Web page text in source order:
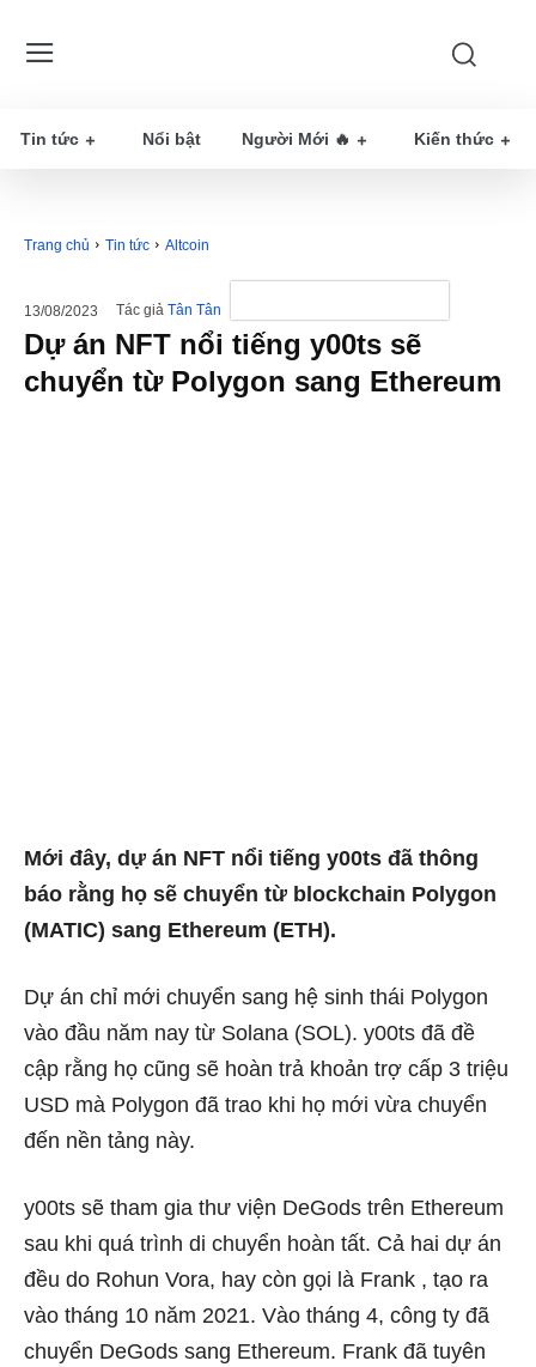
Tin tức Nổi bật Người Mới 🔥 Kiến thức
Trang chủ Tin tức Altcoin
13/08/2023 Tác giả Tân Tân
Dự án NFT nổi tiếng y00ts sẽ
chuyển từ Polygon sang Ethereum
Mới đây, dự án NFT nổi tiếng y00ts đã thông
báo rằng họ sẽ chuyển từ blockchain Polygon
(MATIC) sang Ethereum (ETH).
Dự án chỉ mới chuyển sang hệ sinh thái Polygon
vào đầu năm nay từ Solana (SOL). y00ts đã đề
cập rằng họ cũng sẽ hoàn trả khoản trợ cấp 3 triệu
USD mà Polygon đã trao khi họ mới vừa chuyển
đến nền tảng này.
y00ts sẽ tham gia thư viện DeGods trên Ethereum
sau khi quá trình di chuyển hoàn tất. Cả hai dự án
đều do Rohun Vora, hay còn gọi là Frank , tạo ra
vào tháng 10 năm 2021. Vào tháng 4, công ty đã
chuyển DeGods sang Ethereum. Frank đã tuyên